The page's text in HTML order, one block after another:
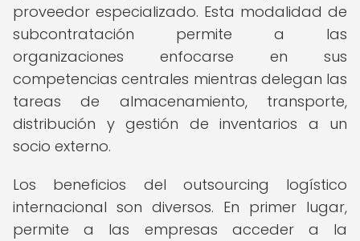
proveedor especializado. Esta modalidad de
subcontratación permite a las
organizaciones enfocarse en sus
competencias centrales mientras delegan las
tareas de almacenamiento, transporte,
distribución y gestión de inventarios a un
socio externo.
Los beneficios del outsourcing logístico
internacional son diversos. En primer lugar,
permite a las empresas acceder a la